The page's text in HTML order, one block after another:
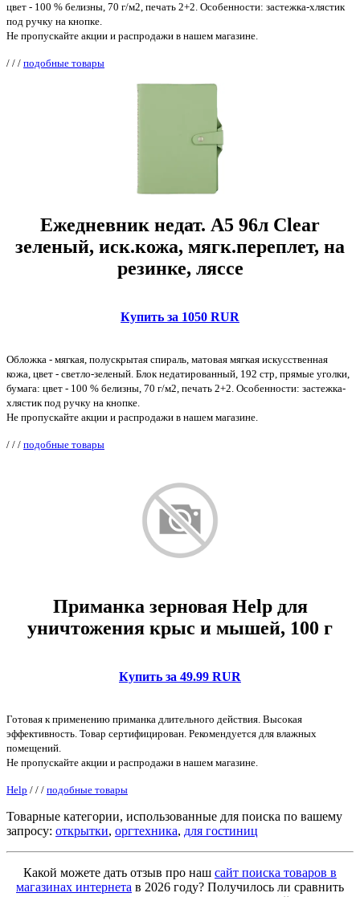
цвет - 100 % белизны, 70 г/м2, печать 2+2. Особенности: застежка-хлястик
под ручку на кнопке.
Не пропускайте акции и распродажи в нашем магазине.
/ / / подобные товары
Ежедневник недат. А5 96л Clear
зеленый, иск.кожа, мягк.переплет, на
резинке, ляссе
Купить за 1050 RUR
Обложка - мягкая, полускрытая спираль, матовая мягкая искусственная
кожа, цвет - светло-зеленый. Блок недатированный, 192 стр, прямые уголки,
бумага: цвет - 100 % белизны, 70 г/м2, печать 2+2. Особенности: застежка-
хлястик под ручку на кнопке.
Не пропускайте акции и распродажи в нашем магазине.
/ / / подобные товары
Приманка зерновая Help для
уничтожения крыс и мышей, 100 г
Купить за 49.99 RUR
Готовая к применению приманка длительного действия. Высокая
эффективность. Товар сертифицирован. Рекомендуется для влажных
помещений.
Не пропускайте акции и распродажи в нашем магазине.
Help / / / подобные товары
Товарные категории, использованные для поиска по вашему
запросу: открытки, оргтехника, для гостиниц
Какой можете дать отзыв про наш сайт поиска товаров в
магазинах интернета в 2026 году? Получилось ли сравнить